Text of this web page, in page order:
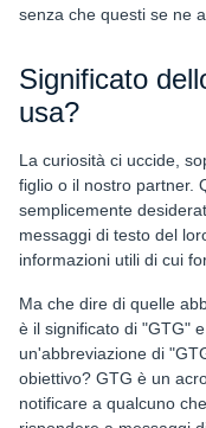
senza che questi se ne
Significato
usa?
La curiosità ci uccide,
figlio o il nostro partner.
semplicemente
messaggi di testo del
informazioni utili di cui
Ma che dire di quelle
è il significato di "GTG"
un'abbreviazione di
obiettivo? GTG è un
notificare a qualcuno